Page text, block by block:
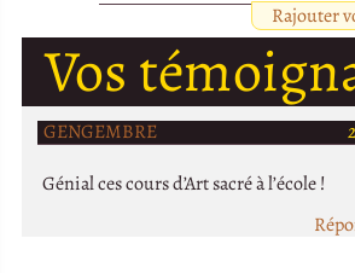
Rajouter
Vos
GENGEMBRE
Génial ces cours d’Art sacré à l’école !